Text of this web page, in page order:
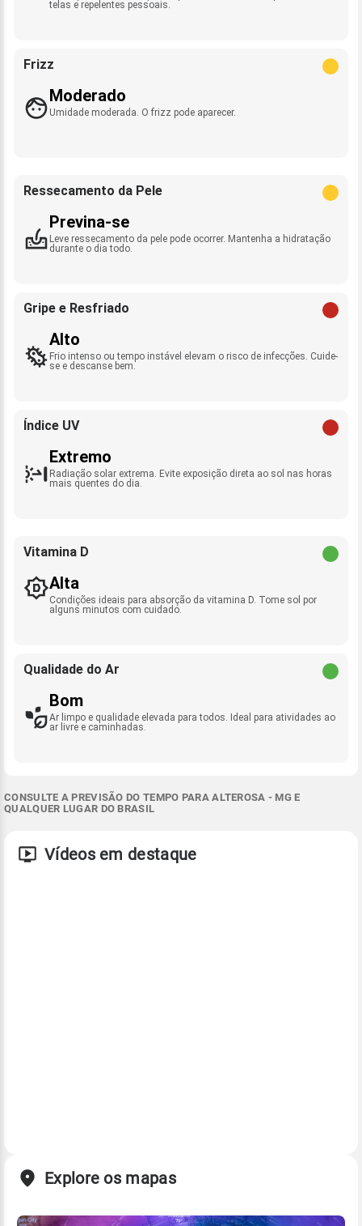
telas e repelentes pessoais.
Frizz
Moderado
Umidade moderada. O frizz pode aparecer.
Ressecamento da Pele
Previna-se
Leve ressecamento da pele pode ocorrer. Mantenha a hidratação
durante o dia todo.
Gripe e Resfriado
Alto
Frio intenso ou tempo instável elevam o risco de infecções. Cuide-
se e descanse bem.
Índice UV
Extremo
Radiação solar extrema. Evite exposição direta ao sol nas horas
mais quentes do dia.
Vitamina D
Alta
Condições ideais para absorção da vitamina D. Tome sol por
alguns minutos com cuidado.
Qualidade do Ar
Bom
Ar limpo e qualidade elevada para todos. Ideal para atividades ao
ar livre e caminhadas.
CONSULTE A PREVISÃO DO TEMPO PARA ALTEROSA - MG E
QUALQUER LUGAR DO BRASIL
Vídeos em destaque
Explore os mapas